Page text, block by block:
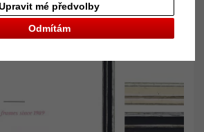
Odmítám
mé předvolby